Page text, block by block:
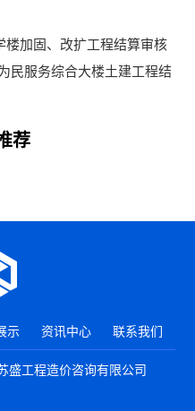
楼加固、改扩工程结算审核
民服务综合大楼土建工程结
荐
示 资讯中心 联系我们
盛工程造价咨询有限公司